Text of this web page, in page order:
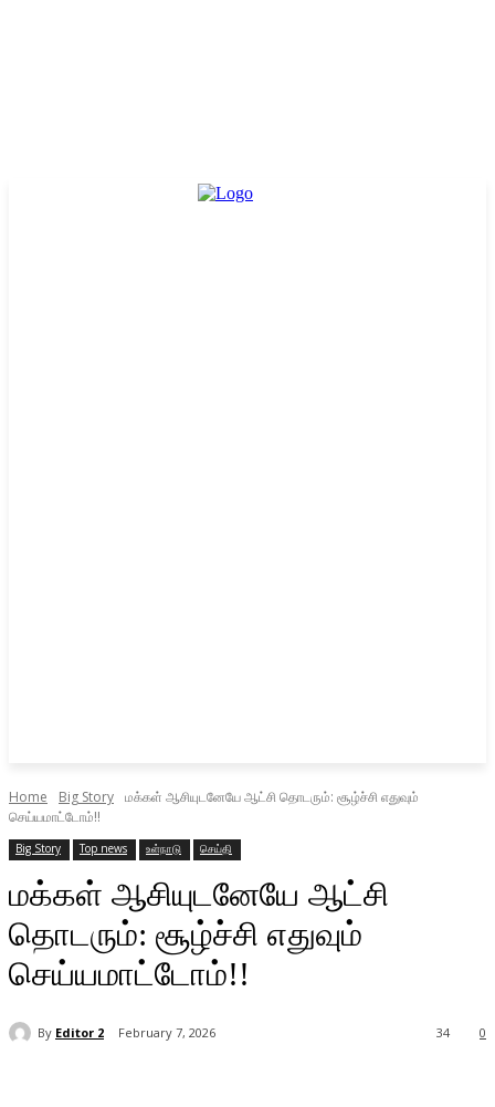
Home Big Story மக்கள் ஆசியுடனேயே ஆட்சி தொடரும்: சூழ்ச்சி எதுவும்
செய்யமாட்டோம்!!
Big Story Top news உள்நாடு செய்தி
மக்கள் ஆசியுடனேயே ஆட்சி
தொடரும்: சூழ்ச்சி எதுவும்
செய்யமாட்டோம்!!
By Editor 2 February 7, 2026 0
34